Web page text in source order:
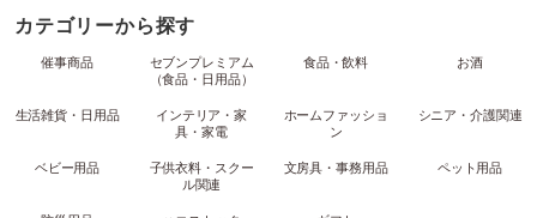
カテゴリーから探す
催事商品
セブンプレミアム
（食品・日用品）
食品・飲料 お酒
生活雑貨・日用品
インテリア・家
具・家電
ホームファッショ
ン
シニア・介護関連
ベビー用品
子供衣料・スクー
ル関連
文房具・事務用品 ペット用品